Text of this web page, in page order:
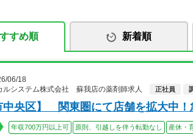
すめ順 新着順
06/18
ルシステム株式会社 蘇我店の薬剤師求人
正社員
中央区】 関東圏にて店舗を拡大中！
年収700万円以上可 原則、引越しを伴う転勤なし 産休・